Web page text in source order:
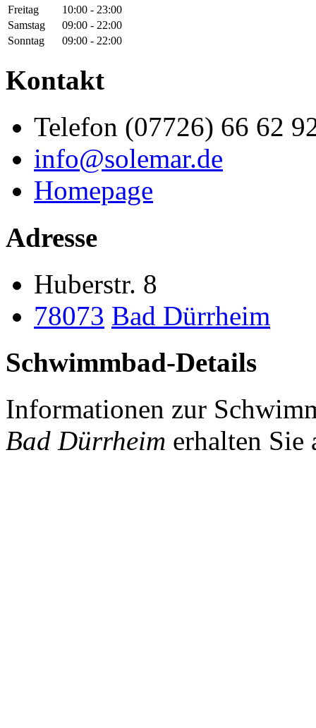
Freitag
10:00 - 23:00
Samstag
09:00 - 22:00
Sonntag
09:00 - 22:00
Kontakt
Telefon (07726) 66 62
info‎@‎solemar.de
Homepage
Adresse
Huberstr. 8
78073 Bad Dürrheim
Schwimmbad-Details
Informationen zur
Bad Dürrheim erhalten